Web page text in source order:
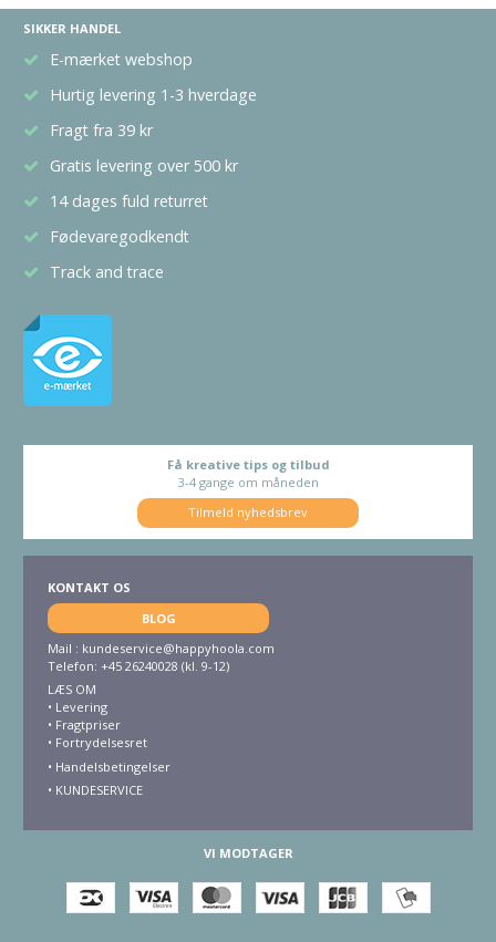
SIKKER HANDEL
E-mærket webshop
Hurtig levering 1-3 hverdage
Fragt fra 39 kr
Gratis levering over 500 kr
14 dages fuld returret
Fødevaregodkendt
Track and trace
Få kreative tips og tilbud
3-4 gange om måneden
Tilmeld nyhedsbrev
KONTAKT OS
BLOG
Mail : kundeservice@happyhoola.com
Telefon: +45 26240028 (kl. 9-12)
LÆS OM
• Levering
• Fragtpriser
• Fortrydelsesret
• Handelsbetingelser
• KUNDESERVICE
VI MODTAGER